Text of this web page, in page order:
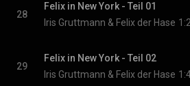
28
Felix in New York - Teil 01
Iris Gruttmann & Felix der Hase
29
Felix in New York - Teil 02
Iris Gruttmann & Felix der Hase